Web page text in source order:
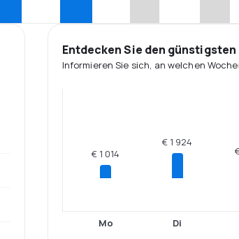
Entdecken Sie den günstigsten
Informieren Sie sich, an welchen
€ 1 014
Mo
€ 1 924
Di